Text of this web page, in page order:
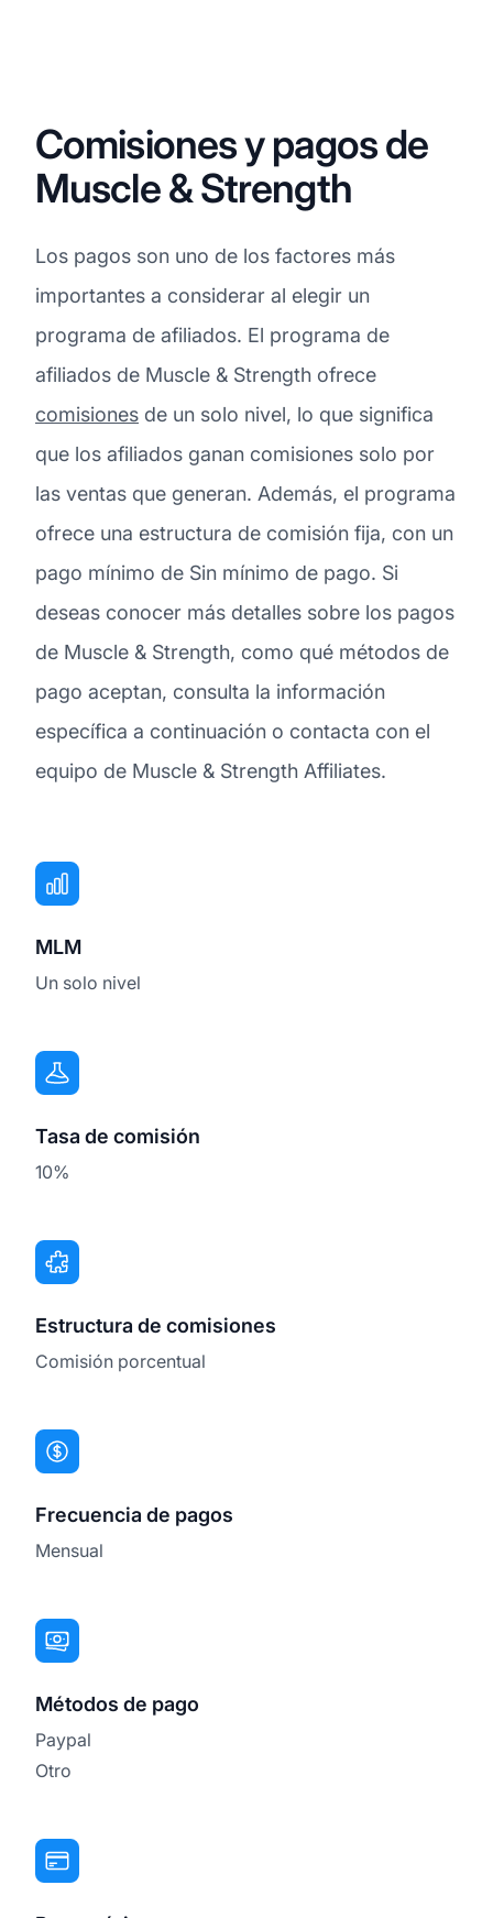
Comisiones y pagos de
Muscle & Strength
Los pagos son uno de los factores más
importantes a considerar al elegir un
programa de afiliados. El programa de
afiliados de Muscle & Strength ofrece
comisiones de un solo nivel, lo que significa
que los afiliados ganan comisiones solo por
las ventas que generan. Además, el programa
ofrece una estructura de comisión fija, con un
pago mínimo de Sin mínimo de pago. Si
deseas conocer más detalles sobre los pagos
de Muscle & Strength, como qué métodos de
pago aceptan, consulta la información
específica a continuación o contacta con el
equipo de Muscle & Strength Affiliates.
MLM
Un solo nivel
Tasa de comisión
10%
Estructura de comisiones
Comisión porcentual
Frecuencia de pagos
Mensual
Métodos de pago
Paypal
Otro